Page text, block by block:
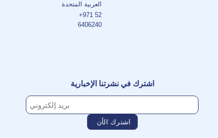
العربية المتحدة
+971 52
6406240
اشترك في نشرتنا الإخبارية